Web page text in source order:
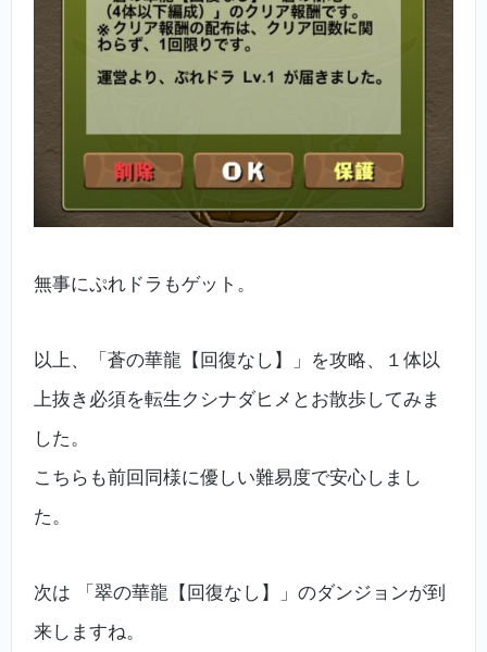
無事にぷれドラもゲット。
以上、「蒼の華龍【回復なし】」を攻略、１体以
上抜き必須を転生クシナダヒメとお散歩してみま
した。
こちらも前回同様に優しい難易度で安心しまし
た。
次は 「翠の華龍【回復なし】」のダンジョンが到
来しますね。